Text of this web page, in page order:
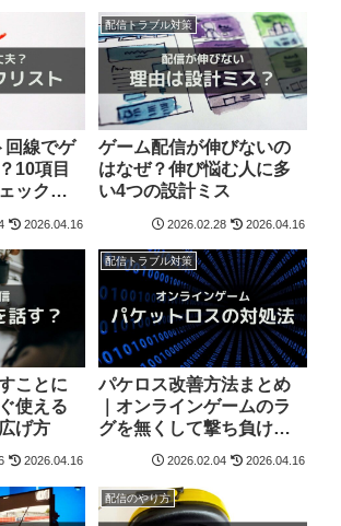
回線でゲ
10項目
ックリ
2026.04.16
配信トラブル対策
ゲーム配信が伸びないの
はなぜ？伸び悩む人に多
い4つの設計ミス
2026.02.28 2026.04.16
ことに
使える
げ方
2026.04.16
配信トラブル対策
パケロス改善方法まとめ
｜オンラインゲームのラ
グを無くして撃ち負けな
い環境を作る
2026.02.04 2026.04.16
配信のやり方